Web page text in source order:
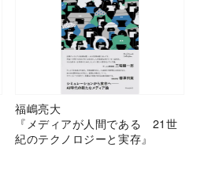
福嶋亮大
『メディアが人間である 21世
紀のテクノロジーと実存』